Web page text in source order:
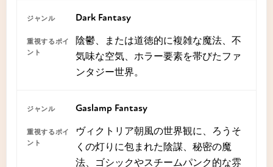
Dark Fantasy
陰鬱、または道徳的に複雑な魔法、不
気味な空気、ホラー要素を帯びたファ
ンタジー世界。
Gaslamp Fantasy
ヴィクトリア朝風の世界観に、ろうそ
くの灯りに包まれた陰謀、秘密の魔
法、ゴシックやスチームパンク的な雰